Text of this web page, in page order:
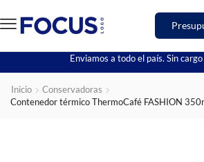
Enviamos a todo el país. Sin
Inicio
Conservadoras
Contenedor térmico ThermoCafé FASHION